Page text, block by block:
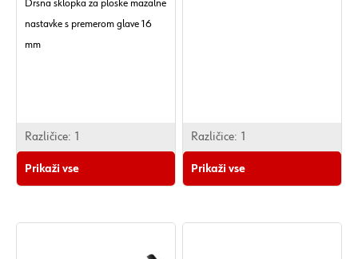
Drsna sklopka za ploske mazalne
nastavke s premerom glave 16
mm
Zunanji premer: 20 mm.
Različice: 1
Prikaži vse
Različice: 1
Prikaži vse